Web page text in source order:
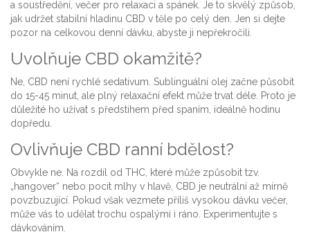
a soustředění, večer pro relaxaci a spánek. Je to skvělý způsob,
jak udržet stabilní hladinu CBD v těle po celý den. Jen si dejte
pozor na celkovou denní dávku, abyste ji nepřekročili.
Uvolňuje CBD okamžitě?
Ne, CBD není rychlé sedativum. Sublinguální olej začne působit
do 15-45 minut, ale plný relaxační efekt může trvat déle. Proto je
důležité ho užívat s předstihem před spaním, ideálně hodinu
dopředu.
Ovlivňuje CBD ranní bdělost?
Obvykle ne. Na rozdíl od THC, které může způsobit tzv.
„hangover“ nebo pocit mlhy v hlavě, CBD je neutrální až mírně
povzbuzující. Pokud však vezmete příliš vysokou dávku večer,
může vás to udělat trochu ospalými i ráno. Experimentujte s
dávkováním.